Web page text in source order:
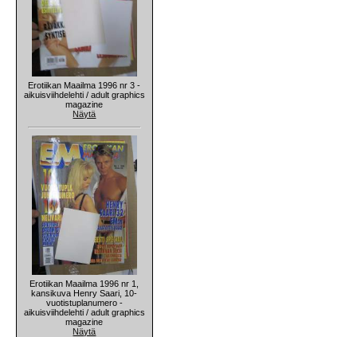
Erotiikan Maailma 1996 nr 3 -
aikuisviihdelehti / adult graphics
magazine
Näytä
Erotiikan Maailma 1996 nr 1,
kansikuva Henry Saari, 10-
vuotistuplanumero -
aikuisviihdelehti / adult graphics
magazine
Näytä